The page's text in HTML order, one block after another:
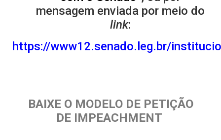
mensagem enviada por meio do
link:
https://www12.senado.leg.br/
BAIXE O MODELO DE PETIÇÃO
DE IMPEACHMENT